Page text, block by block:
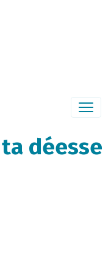
déesse